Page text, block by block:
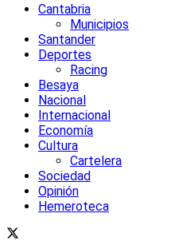
Cantabria
Municipios
Santander
Deportes
Racing
Besaya
Nacional
Internacional
Economía
Cultura
Cartelera
Sociedad
Opinión
Hemeroteca